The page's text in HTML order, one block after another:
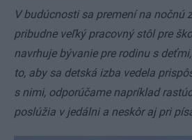
V budúcnosti sa premení na nočnú
pribudne veľký pracovný stôl pre
navrhuje bývanie pre rodinu s
to, aby sa detská izba vedela
s nimi, odporúčame napríklad
poslúžia v jedálni a neskôr aj pri